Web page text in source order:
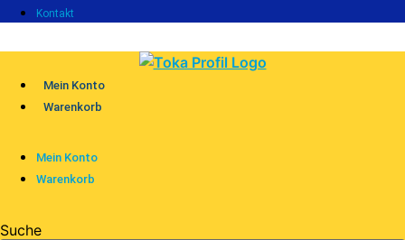
Kontakt
Mein Konto
Warenkorb
Mein Konto
Warenkorb
Suche